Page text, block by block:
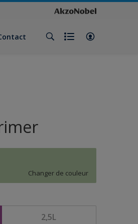
Changer de couleur
2,5L